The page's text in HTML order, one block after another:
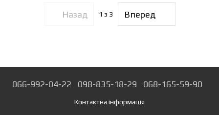
Назад 1 з 3 Вперед
066-992-04-22 098-835-18-29 068-165-59-90
Контактна інформація